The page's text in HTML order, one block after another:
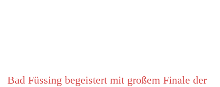
Bad Füssing begeistert mit großem Finale der